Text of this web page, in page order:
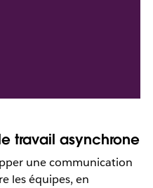
travail asynchrone
une communication
les équipes, en